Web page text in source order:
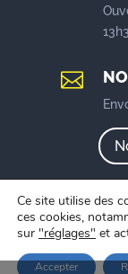

Mentions
Ce site utilise des
ces cookies,
sur "réglages" et
Accepter